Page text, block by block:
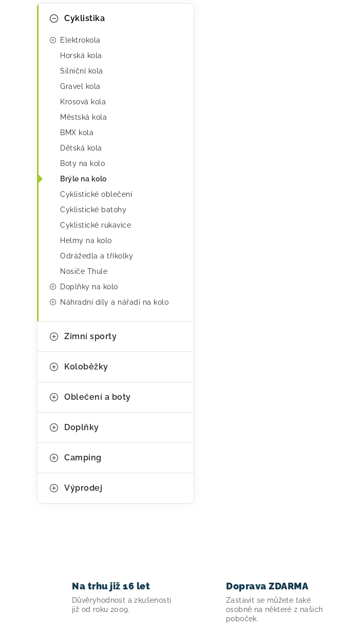
Přeskočit
kategorie
K
Cyklistika
Elektrokola
Horská kola
Silniční kola
Gravel kola
Krosová kola
Městská kola
BMX kola
Dětská kola
Boty na kolo
Brýle na kolo
Cyklistické oblečení
Cyklistické batohy
Cyklistické rukavice
Helmy na kolo
Odrážedla a tříkolky
Nosiče Thule
Doplňky na kolo
Náhradní díly a nářadí na kolo
Zimní sporty
Koloběžky
Oblečení a boty
Doplňky
Camping
Výprodej
Na trhu již 16 let
Důvěryhodnost a zkušenosti
již od roku 2009.
Doprava ZDARMA
Zastavit se můžete také
osobně na některé z našich
poboček.